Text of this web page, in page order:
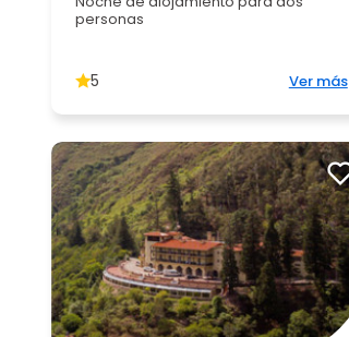
personas
5 Ver más